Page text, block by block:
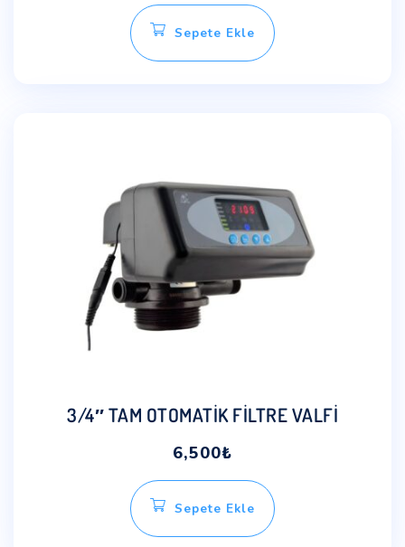
Sepete Ekle
3/4″ TAM OTOMATİK FİLTRE VALFİ
6,500₺
Sepete Ekle